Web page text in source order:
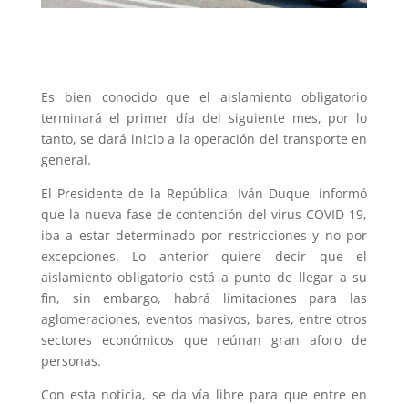
Es bien conocido que el aislamiento obligatorio
terminará el primer día del siguiente mes, por lo
tanto, se dará inicio a la operación del transporte en
general.
El Presidente de la República, Iván Duque, informó
que la nueva fase de contención del virus COVID 19,
iba a estar determinado por restricciones y no por
excepciones. Lo anterior quiere decir que el
aislamiento obligatorio está a punto de llegar a su
fin, sin embargo, habrá limitaciones para las
aglomeraciones, eventos masivos, bares, entre otros
sectores económicos que reúnan gran aforo de
personas.
Con esta noticia, se da vía libre para que entre en